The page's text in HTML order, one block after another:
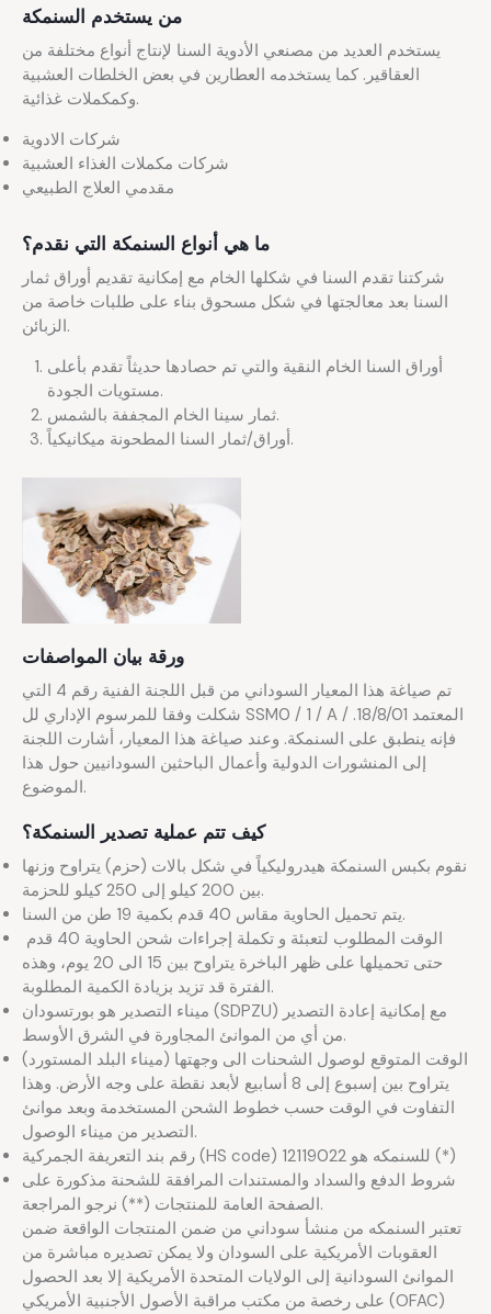
من يستخدم السنمكة
يستخدم العديد من مصنعي الأدوية السنا لإنتاج أنواع مختلفة من
العقاقير. كما يستخدمه العطارين في بعض الخلطات العشبية
وكمكملات غذائية.
شركات الادوية
شركات مكملات الغذاء العشبية
مقدمي العلاج الطبيعي
ما هي أنواع السنمكة التي نقدم؟
شركتنا تقدم السنا في شكلها الخام مع إمكانية تقديم أوراق ثمار
السنا بعد معالجتها في شكل مسحوق بناء على طلبات خاصة من
الزبائن.
أوراق السنا الخام النقية والتي تم حصادها حديثاً تقدم بأعلى
مستويات الجودة.
ثمار سينا الخام المجففة بالشمس.
أوراق/ثمار السنا المطحونة ميكانيكياً.
ورقة بيان المواصفات
تم صياغة هذا المعيار السوداني من قبل اللجنة الفنية رقم 4 التي
شكلت وفقا للمرسوم الإداري لل SSM0 / 1 / A / المعتمد 18/8/01.
فإنه ينطبق على السنمكة. وعند صياغة هذا المعيار، أشارت اللجنة
إلى المنشورات الدولية وأعمال الباحثين السودانيين حول هذا
الموضوع.
كيف تتم عملية تصدير السنمكة؟
نقوم بكبس السنمكة هيدروليكياً في شكل بالات (حزم) يتراوح وزنها
بين 200 كيلو إلى 250 كيلو للحزمة.
يتم تحميل الحاوية مقاس 40 قدم بكمية 19 طن من السنا.
الوقت المطلوب لتعبئة و تكملة إجراءات شحن الحاوية 40 قدم
حتى تحميلها على ظهر الباخرة يتراوح بين 15 الى 20 يوم، وهذه
الفترة قد تزيد بزيادة الكمية المطلوبة.
ميناء التصدير هو بورتسودان (SDPZU) مع إمكانية إعادة التصدير
من أي من الموانئ المجاورة في الشرق الأوسط.
الوقت المتوقع لوصول الشحنات الى وجهتها (ميناء البلد المستورد)
يتراوح بين إسبوع إلى 8 أسابيع لأبعد نقطة على وجه الأرض. وهذا
التفاوت في الوقت حسب خطوط الشحن المستخدمة وبعد موانئ
التصدير من ميناء الوصول.
رقم بند التعريفة الجمركية (HS code) للسنمكه هو 12119022 (*)
شروط الدفع والسداد والمستندات المرافقة للشحنة مذكورة على
الصفحة العامة للمنتجات (**) نرجو المراجعة.
تعتبر السنمكه من منشأ سوداني من ضمن المنتجات الواقعة ضمن
العقوبات الأمريكية على السودان ولا يمكن تصديره مباشرة من
الموانئ السودانية إلى الولايات المتحدة الأمريكية إلا بعد الحصول
على رخصة من مكتب مراقبة الأصول الأجنبية الأمريكي (OFAC)